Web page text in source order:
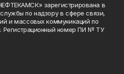
зарегистрирована в
по надзору в сфере связи,
и массовых коммуникаций по
Регистрационный номер ПИ № ТУ